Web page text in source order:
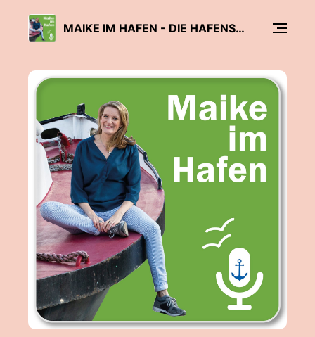
MAIKE IM HAFEN - DIE HAFENSCHNACKERIN